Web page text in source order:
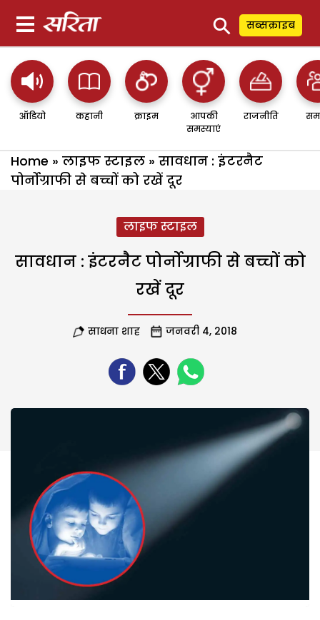
⚲ सब्सक्राइब
ऑडियो कहानी क्राइम
आपकी
समस्याएं
राजनीति
Home » लाइफ स्टाइल » सावधान : इंटरनैट
पोर्नोग्राफी से बच्चों को रखें दूर
लाइफ स्टाइल
सावधान : इंटरनैट पोर्नोग्राफी से बच्चों को
रखें दूर
साधना शाह जनवरी 4, 2018